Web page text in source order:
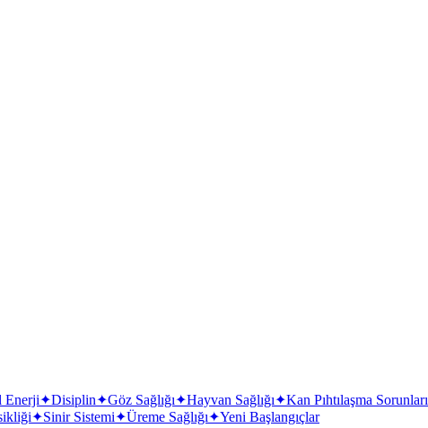
Enerji✦Disiplin✦Göz Sağlığı✦Hayvan Sağlığı✦Kan Pıhtılaşma Sorunları
✦Sinir Sistemi✦Üreme Sağlığı✦Yeni Başlangıçlar